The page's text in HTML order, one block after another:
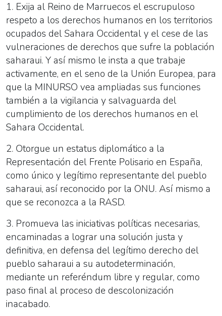
1. Exija al Reino de Marruecos el escrupuloso
respeto a los derechos humanos en los territorios
ocupados del Sahara Occidental y el cese de las
vulneraciones de derechos que sufre la población
saharaui. Y así mismo le insta a que trabaje
activamente, en el seno de la Unión Europea, para
que la MINURSO vea ampliadas sus funciones
también a la vigilancia y salvaguarda del
cumplimiento de los derechos humanos en el
Sahara Occidental.
2. Otorgue un estatus diplomático a la
Representación del Frente Polisario en España,
como único y legítimo representante del pueblo
saharaui, así reconocido por la ONU. Así mismo a
que se reconozca a la RASD.
3. Promueva las iniciativas políticas necesarias,
encaminadas a lograr una solución justa y
definitiva, en defensa del legítimo derecho del
pueblo saharaui a su autodeterminación,
mediante un referéndum libre y regular, como
paso final al proceso de descolonización
inacabado.